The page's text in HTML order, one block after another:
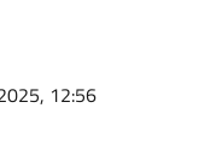
12:56